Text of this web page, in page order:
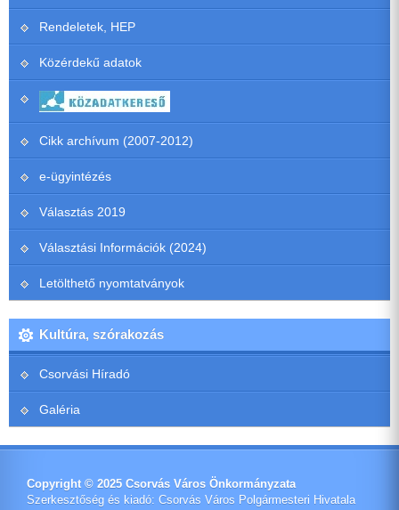
Rendeletek, HEP
Közérdekű adatok
Cikk archívum (2007-2012)
e-ügyintézés
Választás 2019
Választási Információk (2024)
Letölthető nyomtatványok
Kultúra, szórakozás
Csorvási Híradó
Galéria
Copyright © 2025 Csorvás Város Önkormányzata
Szerkesztőség és kiadó: Csorvás Város Polgármesteri Hivatala